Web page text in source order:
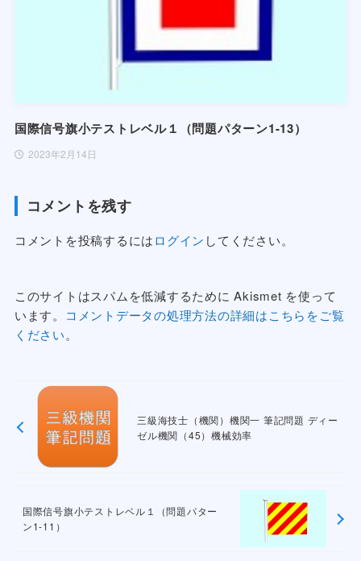
国際信号旗小テストレベル１（問題パターン1-13）
2023年2月14日
コメントを残す
コメントを投稿するにはログイン してください。
このサイトはスパムを低減するために Akismet を使って
います。 コメントデータの処理方法の詳細はこちらをご覧
ください。
三級海技士（機関）機関一 筆記問題 ディー
ゼル機関（45）機械効率
国際信号旗小テストレベル１（問題パター
ン1-11）